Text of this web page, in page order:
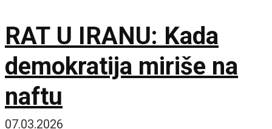
RAT U IRANU: Kada
demokratija miriše na
naftu
07.03.2026